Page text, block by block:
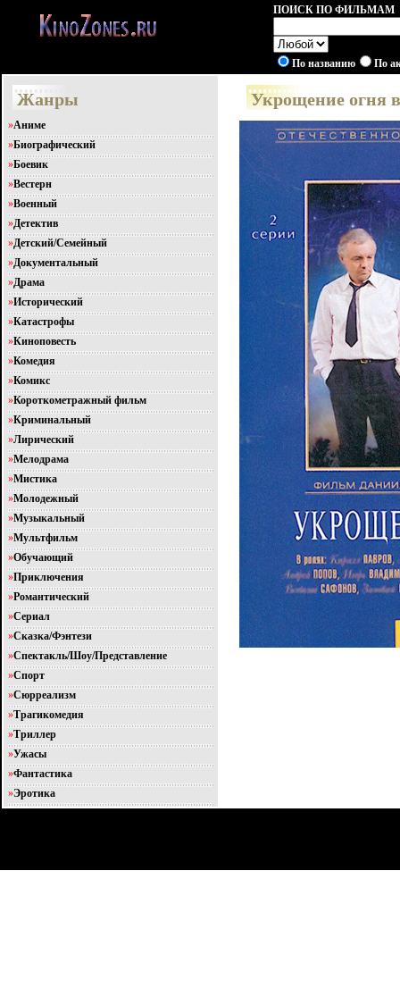
ПОИСК ПО ФИЛЬМАМ
По названию По
Жанры
»Аниме
»Биографический
»Боевик
»Вестерн
»Военный
»Детектив
»Детский/Семейный
»Документальный
»Драма
»Исторический
»Катастрофы
»Киноповесть
»Комедия
»Комикс
»Короткометражный фильм
»Криминальный
»Лирический
»Мелодрама
»Мистика
»Молодежный
»Музыкальный
»Мультфильм
»Обучающий
»Приключения
»Романтический
»Сериал
»Сказка/Фэнтези
»Спектакль/Шоу/Представление
»Спорт
»Сюрреализм
»Трагикомедия
»Триллер
»Ужасы
»Фантастика
»Эротика
Укрощение огня